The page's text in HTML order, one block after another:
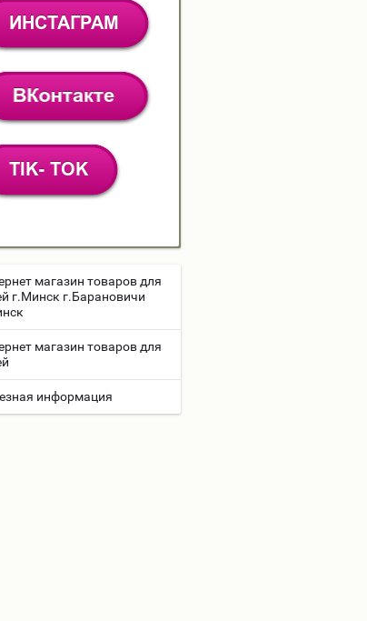
магазин товаров для
г.Минск г.Барановичи
магазин товаров для
информация